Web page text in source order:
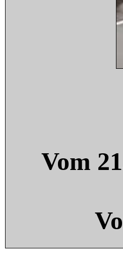
Vom